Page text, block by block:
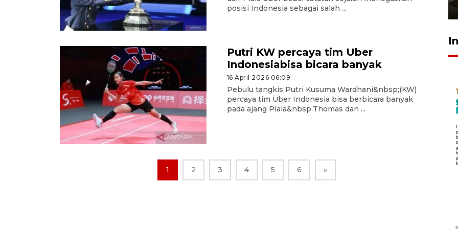
posisi Indonesia sebagai salah ...
Putri KW percaya tim Uber
Indonesiabisa bicara banyak
16 April 2026 06:09
Pebulu tangkis Putri Kusuma Wardhani&nbsp;(KW)
percaya tim Uber Indonesia bisa berbicara banyak
pada ajang Piala&nbsp;Thomas dan ...
1 2 3 4 5 6 »
23 Juli 2026 14:28